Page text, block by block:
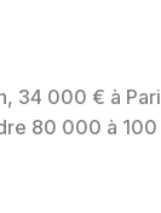
34 000 € à
80 000 à